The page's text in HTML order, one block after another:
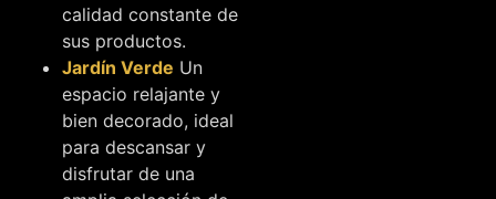
calidad constante de
sus productos.
Jardín Verde Un
espacio relajante y
bien decorado, ideal
para descansar y
disfrutar de una